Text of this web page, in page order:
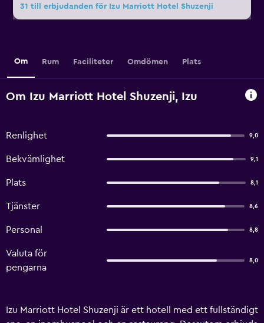
31 till erbjudanden för Izu Marriott Hotel Shuzenji
Om Rum Faciliteter Omdömen Plats
Om Izu Marriott Hotel Shuzenji, Izu
Renlighet 9,0
Bekvämlighet 9,1
Plats 8,1
Tjänster 8,6
Personal 8,8
Valuta för
pengarna
8,0
Izu Marriott Hotel Shuzenji är ett hotell med ett fullständigt